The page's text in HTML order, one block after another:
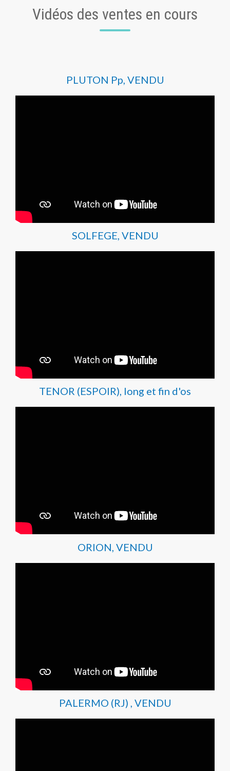
Vidéos des ventes en cours
PLUTON Pp, VENDU
SOLFEGE, VENDU
TENOR (ESPOIR), long et fin d'os
ORION, VENDU
PALERMO (RJ) , VENDU